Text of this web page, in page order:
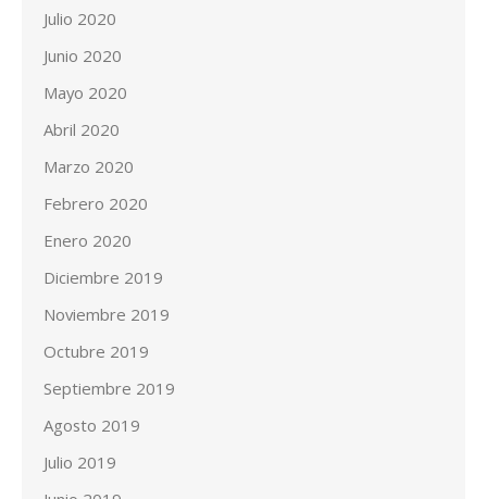
Julio 2020
Junio 2020
Mayo 2020
Abril 2020
Marzo 2020
Febrero 2020
Enero 2020
Diciembre 2019
Noviembre 2019
Octubre 2019
Septiembre 2019
Agosto 2019
Julio 2019